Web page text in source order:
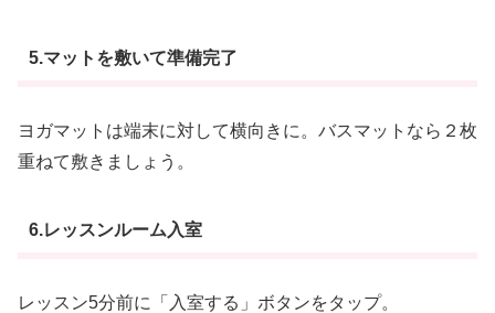
5.マットを敷いて準備完了
ヨガマットは端末に対して横向きに。バスマットなら２枚
重ねて敷きましょう。
6.レッスンルーム入室
レッスン5分前に「入室する」ボタンをタップ。